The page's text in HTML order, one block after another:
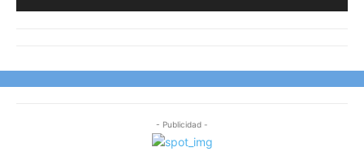
- Publicidad -